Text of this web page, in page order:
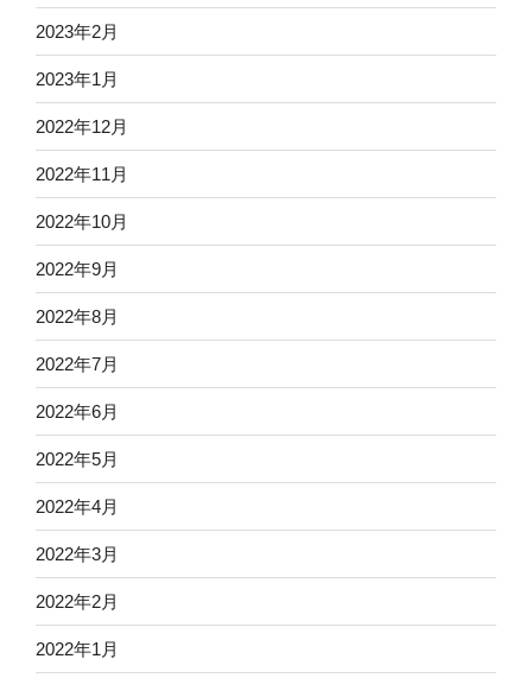
2023年2月
2023年1月
2022年12月
2022年11月
2022年10月
2022年9月
2022年8月
2022年7月
2022年6月
2022年5月
2022年4月
2022年3月
2022年2月
2022年1月